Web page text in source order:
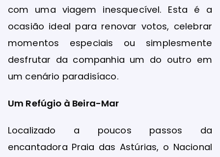
com uma viagem inesquecível. Esta é a
ocasião ideal para renovar votos, celebrar
momentos especiais ou simplesmente
desfrutar da companhia um do outro em
um cenário paradisíaco.
Um Refúgio à Beira-Mar
Localizado a poucos passos da
encantadora Praia das Astúrias, o Nacional